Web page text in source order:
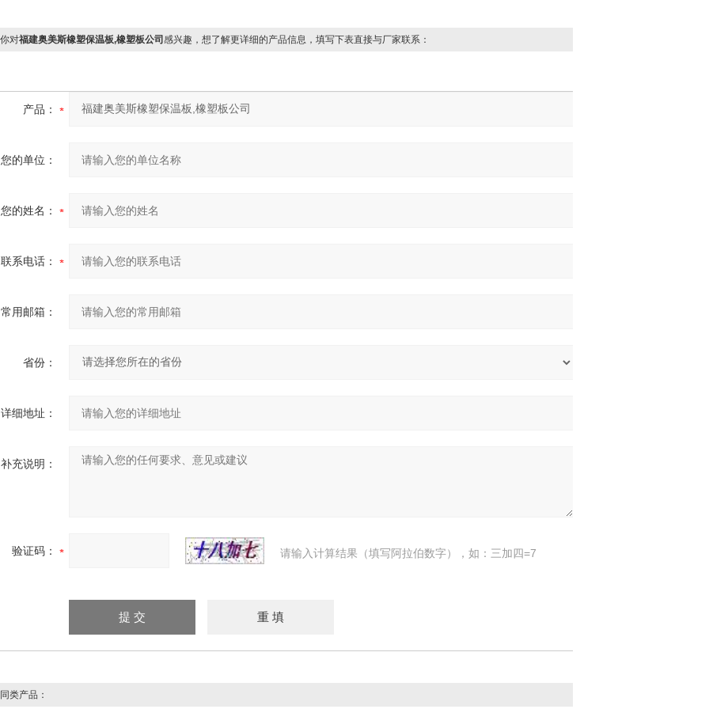
对福建奥美斯橡塑保温板,橡塑板公司 感兴趣，想了解更详细的产品信息，填写下表直接与厂家联系：
产品：
您的单位：
您的姓名：
联系电话：
常用邮箱：
省份：
详细地址：
补充说明：
验证码： 请输入计算结果（填写阿拉伯数字），如：三加四=7
类产品：